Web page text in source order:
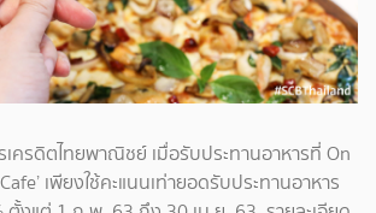
ครดิตไทยพาณิชย์ เมื่อรับประทานอาหารที่ On
เพียงใช้คะแนนเท่ายอดรับประทานอาหาร